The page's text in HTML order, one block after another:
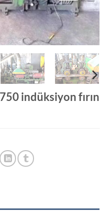
indüksiyon fırın